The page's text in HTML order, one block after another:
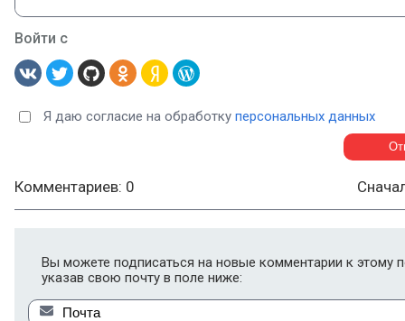
Войти с
Я даю согласие на обработку персональных данных
Комментариев: 0
Вы можете подписаться на новые комментарии к этому
указав свою почту в поле ниже: